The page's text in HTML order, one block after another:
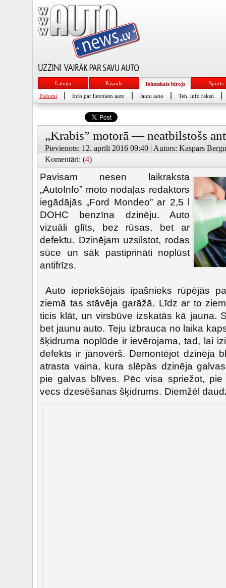
Latvijā Pasaulē Tehniskais birojs Sports
Padomi Info par lietotiem auto Jauni auto Teh. info raksti
„Krabis” motorā — neatbilstošs
Pievienots: 12. aprīlī 2016 09:40 | Autors: Kaspars
Komentāri: (4)
Pavisam nesen laikraksta
„AutoInfo” moto nodaļas redaktors
iegādājās „Ford Mondeo” ar 2,5 l
DOHC benzīna dzinēju. Auto
vizuāli glīts, bez rūsas, bet ar
defektu. Dzinējam uzsilstot, rodas
sūce un sāk pastiprināti noplūst
antifrīzs.
Auto iepriekšējais īpašnieks rūpējās
ziemā tas stāvēja garāžā. Līdz ar to
ticis klāt, un virsbūve izskatās kā jauna.
bet jaunu auto. Teju izbrauca no laika
šķidruma noplūde ir ievērojama, tad, lai
defekts ir jānovērš. Demontējot dzinēja
atrasta vaina, kura slēpās dzinēja
pie galvas blīves. Pēc visa spriežot,
vecs dzesēšanas šķidrums. Diemžēl